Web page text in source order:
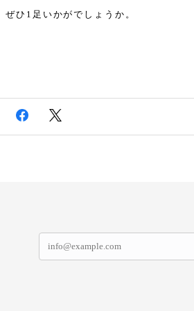
ひ1足いかがでしょうか。